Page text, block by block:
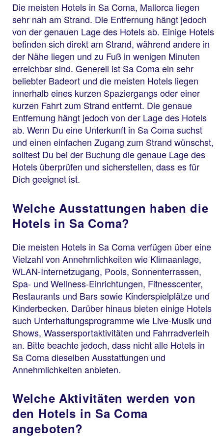
Die meisten Hotels in Sa Coma, Mallorca liegen
sehr nah am Strand. Die Entfernung hängt jedoch
von der genauen Lage des Hotels ab. Einige Hotels
befinden sich direkt am Strand, während andere in
der Nähe liegen und zu Fuß in wenigen Minuten
erreichbar sind. Generell ist Sa Coma ein sehr
beliebter Badeort und die meisten Hotels liegen
innerhalb eines kurzen Spaziergangs oder einer
kurzen Fahrt zum Strand entfernt. Die genaue
Entfernung hängt jedoch von der Lage des Hotels
ab. Wenn Du eine Unterkunft in Sa Coma suchst
und einen einfachen Zugang zum Strand wünschst,
solltest Du bei der Buchung die genaue Lage des
Hotels überprüfen und sicherstellen, dass es für
Dich geeignet ist.
Welche Ausstattungen haben die
Hotels in Sa Coma?
Die meisten Hotels in Sa Coma verfügen über eine
Vielzahl von Annehmlichkeiten wie Klimaanlage,
WLAN-Internetzugang, Pools, Sonnenterrassen,
Spa- und Wellness-Einrichtungen, Fitnesscenter,
Restaurants und Bars sowie Kinderspielplätze und
Kinderbecken. Darüber hinaus bieten einige Hotels
auch Unterhaltungsprogramme wie Live-Musik und
Shows, Wassersportaktivitäten und Fahrradverleih
an. Bitte beachte jedoch, dass nicht alle Hotels in
Sa Coma dieselben Ausstattungen und
Annehmlichkeiten anbieten.
Welche Aktivitäten werden von
den Hotels in Sa Coma
angeboten?